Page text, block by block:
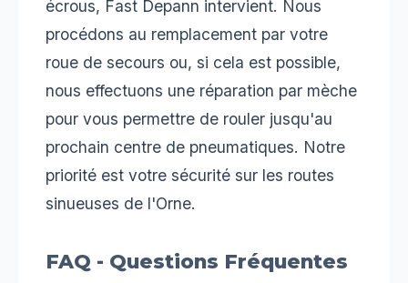
écrous, Fast Depann intervient. Nous
procédons au remplacement par votre
roue de secours ou, si cela est possible,
nous effectuons une réparation par mèche
pour vous permettre de rouler jusqu'au
prochain centre de pneumatiques. Notre
priorité est votre sécurité sur les routes
sinueuses de l'Orne.
FAQ - Questions Fréquentes